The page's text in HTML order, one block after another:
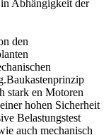
Abhängigkeit der
den
stark en Motoren
hohen Sicherheit
Belastungstest
auch mechanisch